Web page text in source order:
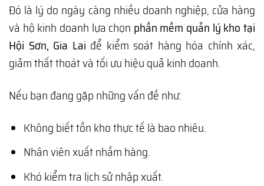
Đó là lý do ngày càng nhiều doanh nghiệp, cửa hàng
và hộ kinh doanh lựa chọn phần mềm quản lý kho tại
Hội Sơn, Gia Lai để kiểm soát hàng hóa chính xác,
giảm thất thoát và tối ưu hiệu quả kinh doanh.
Nếu bạn đang gặp những vấn đề như:
Không biết tồn kho thực tế là bao nhiêu.
Nhân viên xuất nhầm hàng.
Khó kiểm tra lịch sử nhập xuất.